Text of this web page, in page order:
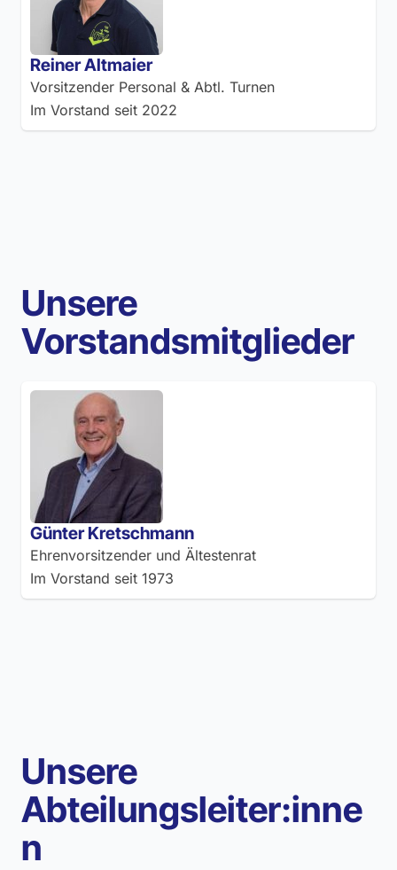
Reiner Altmaier
Vorsitzender Personal & Abtl. Turnen
Im Vorstand seit 2022
Unsere
Vorstandsmitglieder
Günter Kretschmann
Ehrenvorsitzender und Ältestenrat
Im Vorstand seit 1973
Unsere
Abteilungsleiter:inne
n